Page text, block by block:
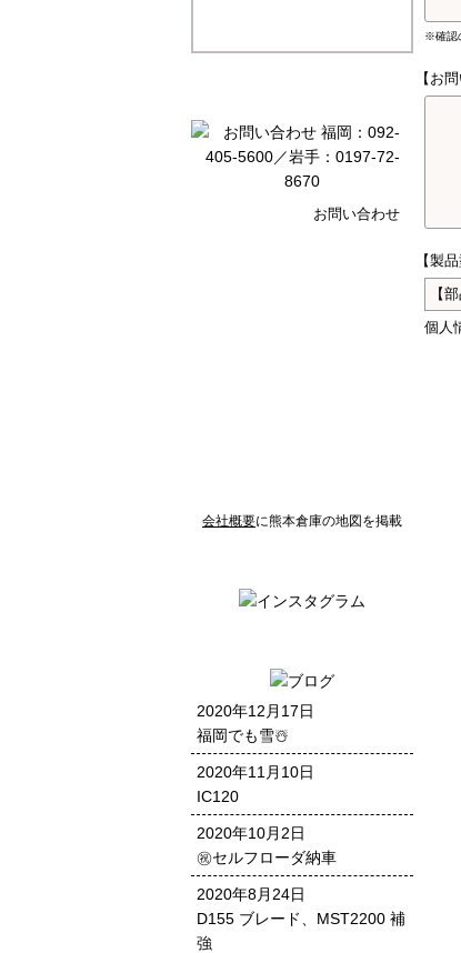
※確認
【お
【製
個人
お問い合わせ
会社概要に熊本倉庫の地図を掲載
2020年12月17日
福岡でも雪☃️
2020年11月10日
IC120
2020年10月2日
㊗️セルフローダ納車
2020年8月24日
D155 ブレード、MST2200 補
強